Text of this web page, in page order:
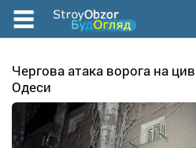
Перейти
до
вмісту
Чергова атака ворога на
Одеси